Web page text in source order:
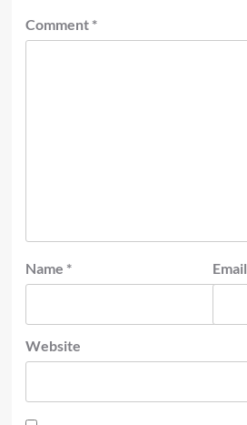
Comment *
Name * Email
Website